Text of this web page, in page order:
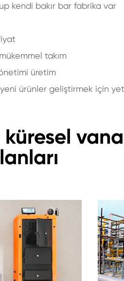
kendi bakır bar fabrika var
takım
üretim
ürünler geliştirmek için
küresel